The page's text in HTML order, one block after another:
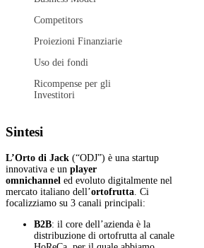
Competitors
Proiezioni Finanziarie
Uso dei fondi
Ricompense per gli
Investitori
Sintesi
L’Orto di Jack (“ODJ”) è una startup
innovativa e un player
omnichannel ed evoluto digitalmente nel
mercato italiano dell’ortofrutta. Ci
focalizziamo su 3 canali principali:
B2B: il core dell’azienda è la
distribuzione di ortofrutta al canale